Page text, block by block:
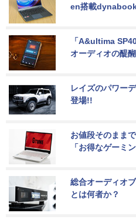
en搭載
「A&ultima
オーディオの醍
レイズのパワー
登場!!
お値段そのまま
「お得なゲーミ
総合オーディオ
とは何者か？